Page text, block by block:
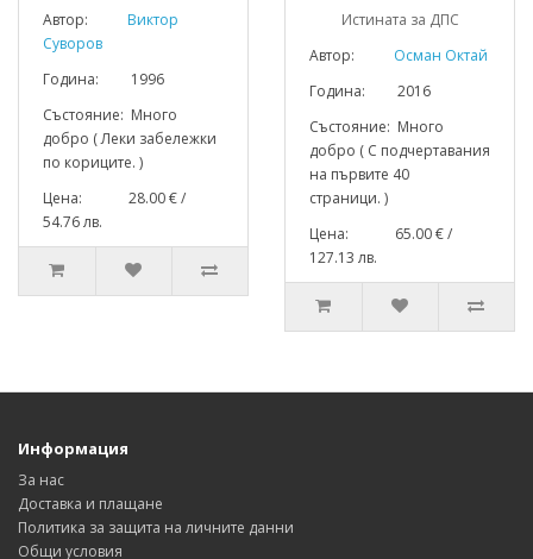
Автор:
Виктор
Суворов
Година: 1996
Състояние: Много
добро ( Леки забележки
по кориците. )
Цена: 28.00 € /
54.76 лв.
Истината за ДПС
Автор:
Осман Октай
Година: 2016
Състояние: Много
добро ( С подчертавания
на първите 40
страници. )
Цена: 65.00 € /
127.13 лв.
Информация
За нас
Доставка и плащане
Политика за защита на личните данни
Общи условия